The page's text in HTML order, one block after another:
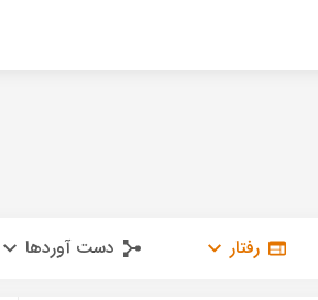
رفتار دست آوردها